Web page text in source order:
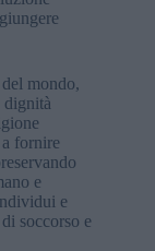
mondo,
dignità
fornire
e
e
soccorso e